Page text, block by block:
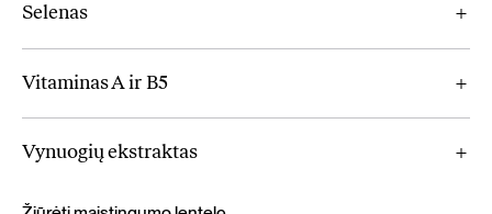
Selenas
Vitaminas A ir B5
Vynuogių ekstraktas